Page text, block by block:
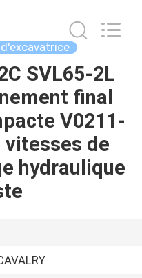
SVL65-2L
final
V0211-
vitesses de
hydraulique